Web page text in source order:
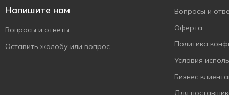
Напишите нам
Вопросы и ответы
Оставить жалобу или вопрос
Вопросы и
Оферта
Политика
Условия
Бизнес
Для